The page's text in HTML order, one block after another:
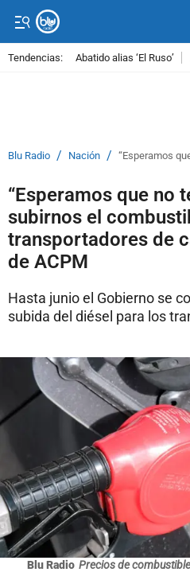
Tendencias: Abatido alias ‘El Ruso’
Blu Radio / Nación / “Esperamos
“Esperamos que no
subirnos el
transportadores de
de ACPM
Hasta junio el Gobierno se
subida del diésel para los
Blu Radio Precios de